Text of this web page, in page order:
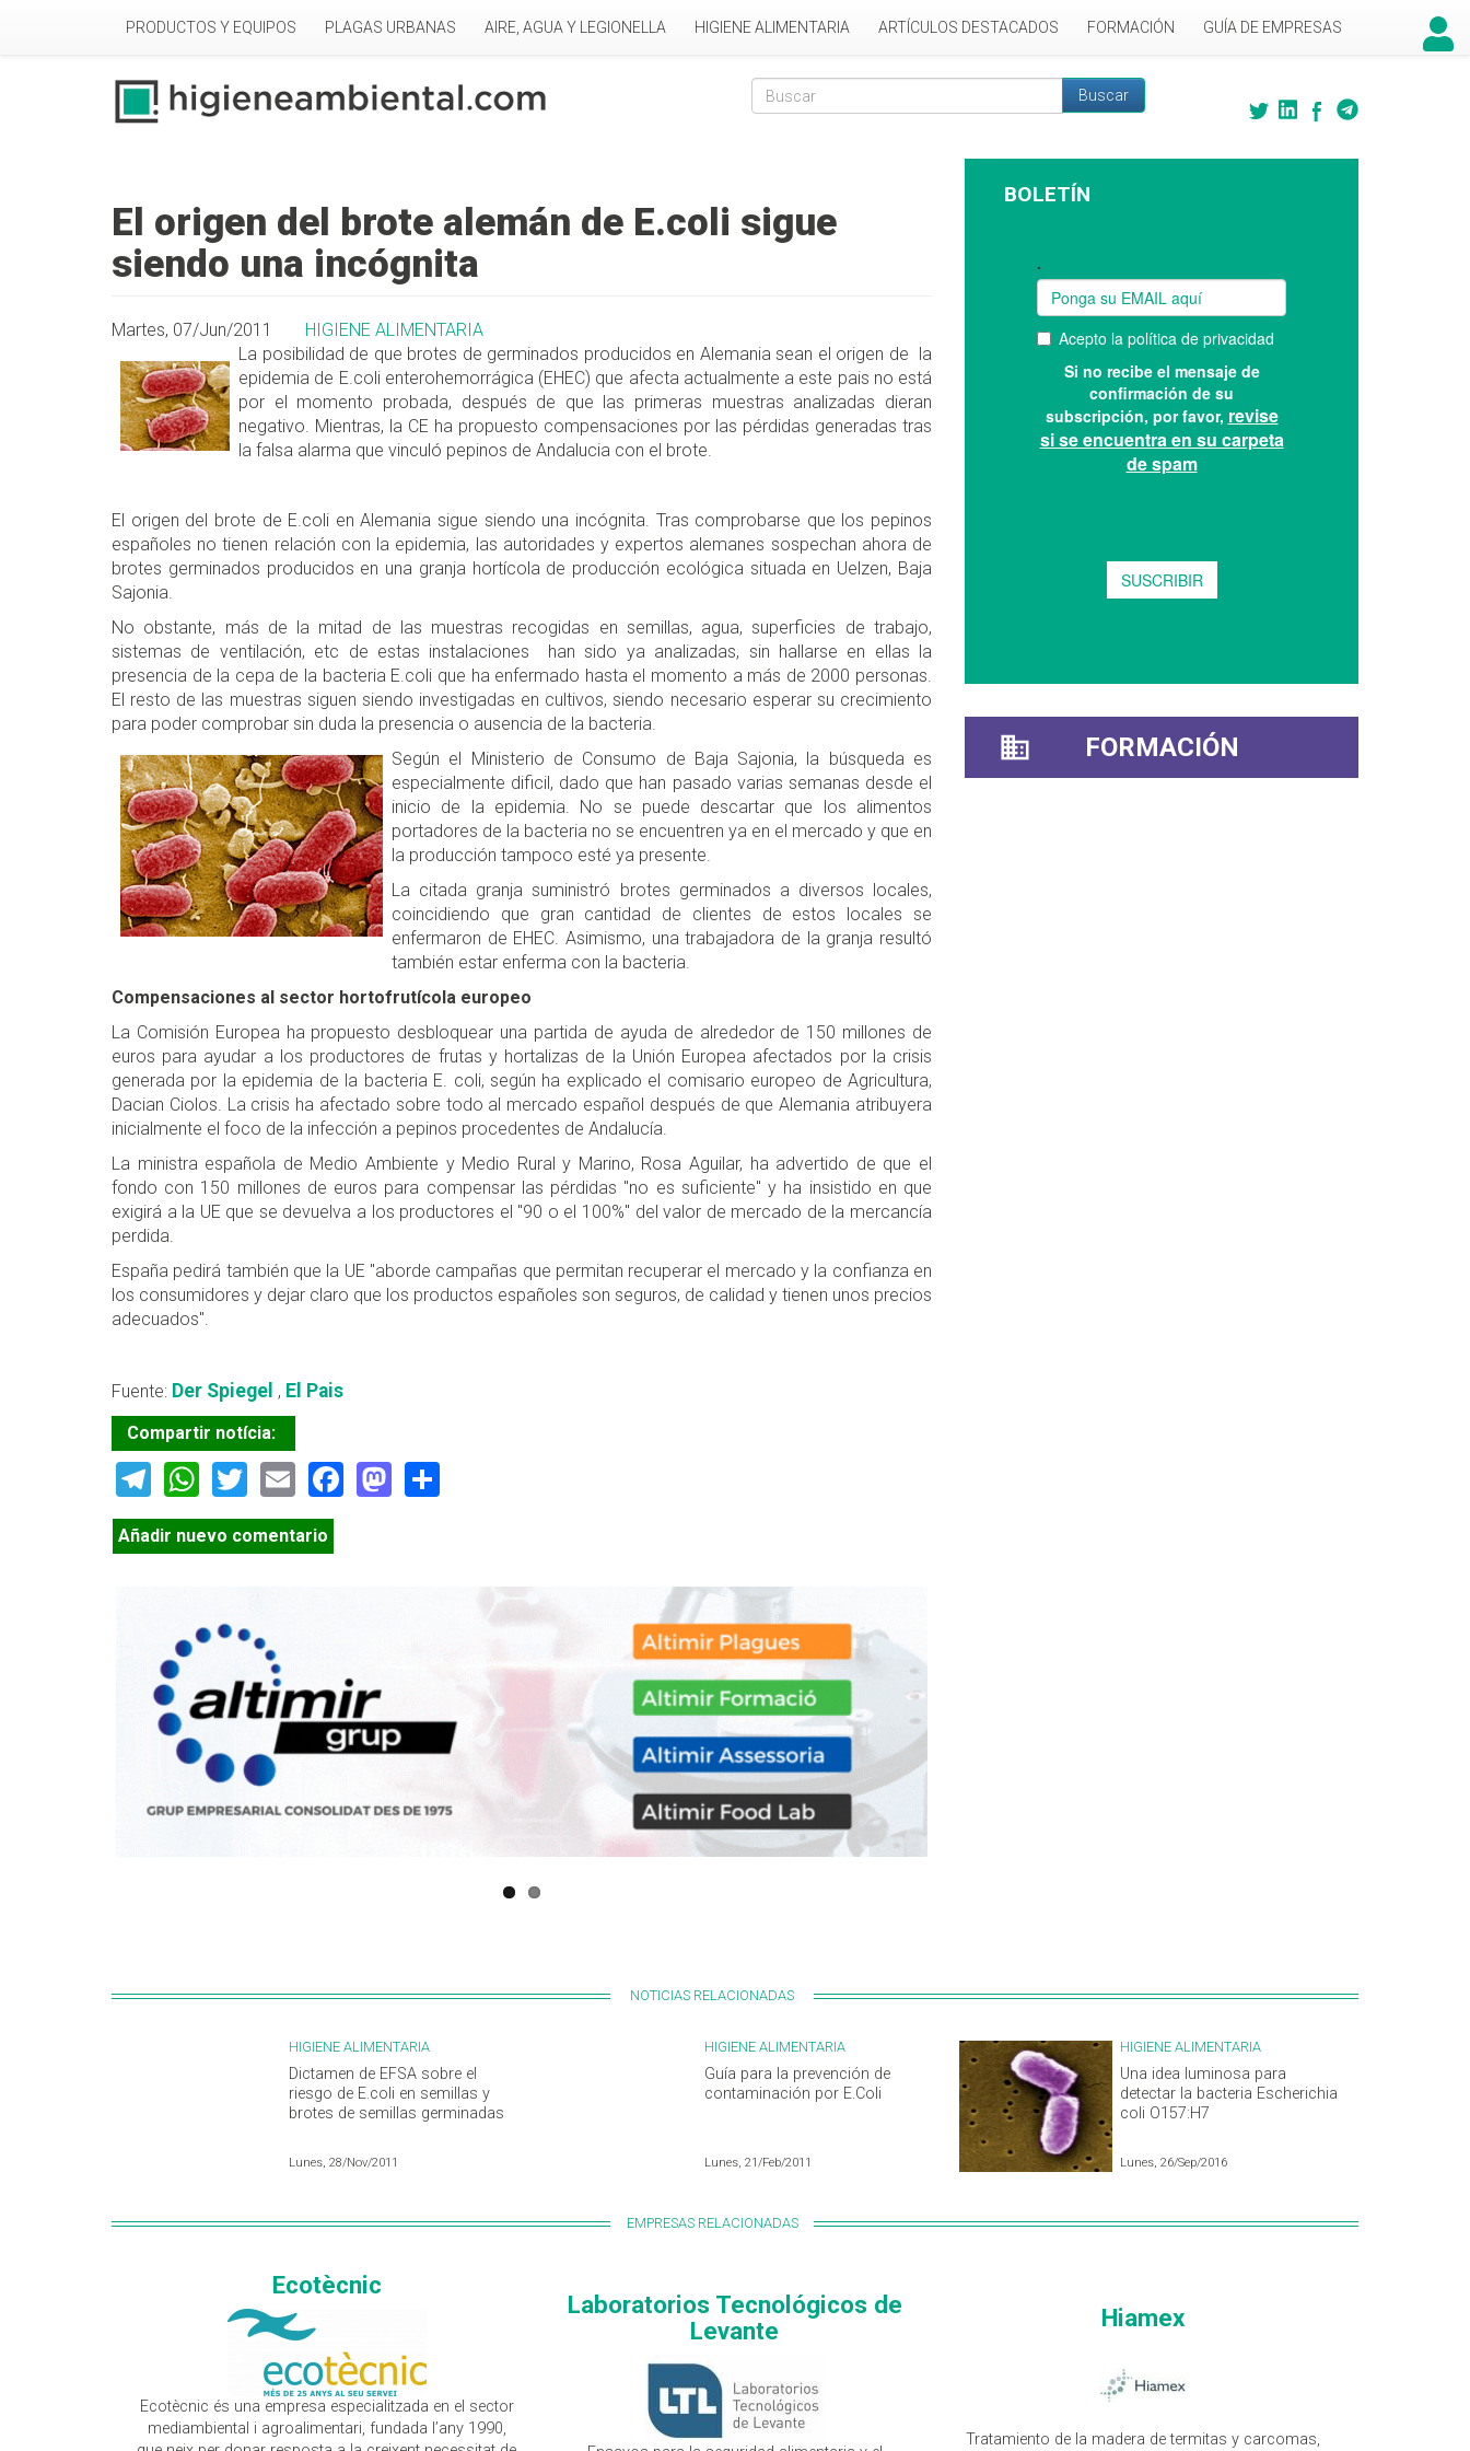
PRODUCTOS Y EQUIPOS PLAGAS URBANAS AIRE, AGUA Y LEGIONELLA HIGIENE ALIMENTARIA ARTÍCULOS DESTACADOS FORMACIÓN GUÍA DE EMPRESAS
Formulario de búsqueda
Buscar
El origen del brote alemán de E.coli sigue
siendo una incógnita
Martes, 07/Jun/2011
HIGIENE ALIMENTARIA
La posibilidad de que brotes de germinados producidos en Alemania sean el origen de la
epidemia de E.coli enterohemorrágica (EHEC) que afecta actualmente a este pais no está
por el momento probada, después de que las primeras muestras analizadas dieran
negativo. Mientras, la CE ha propuesto compensaciones por las pérdidas generadas tras
la falsa alarma que vinculó pepinos de Andalucia con el brote.
El origen del brote de E.coli en Alemania sigue siendo una incógnita. Tras comprobarse que los pepinos
españoles no tienen relación con la epidemia, las autoridades y expertos alemanes sospechan ahora de
brotes germinados producidos en una granja hortícola de producción ecológica situada en Uelzen, Baja
Sajonia.
No obstante, más de la mitad de las muestras recogidas en semillas, agua, superficies de trabajo,
sistemas de ventilación, etc de estas instalaciones han sido ya analizadas, sin hallarse en ellas la
presencia de la cepa de la bacteria E.coli que ha enfermado hasta el momento a más de 2000 personas.
El resto de las muestras siguen siendo investigadas en cultivos, siendo necesario esperar su crecimiento
para poder comprobar sin duda la presencia o ausencia de la bacteria.
Según el Ministerio de Consumo de Baja Sajonia, la búsqueda es
especialmente dificil, dado que han pasado varias semanas desde el
inicio de la epidemia. No se puede descartar que los alimentos
portadores de la bacteria no se encuentren ya en el mercado y que en
la producción tampoco esté ya presente.
La citada granja suministró brotes germinados a diversos locales,
coincidiendo que gran cantidad de clientes de estos locales se
enfermaron de EHEC. Asimismo, una trabajadora de la granja resultó
también estar enferma con la bacteria.
Compensaciones al sector hortofrutícola europeo
La Comisión Europea ha propuesto desbloquear una partida de ayuda de alrededor de 150 millones de
euros para ayudar a los productores de frutas y hortalizas de la Unión Europea afectados por la crisis
generada por la epidemia de la bacteria E. coli, según ha explicado el comisario europeo de Agricultura,
Dacian Ciolos. La crisis ha afectado sobre todo al mercado español después de que Alemania atribuyera
inicialmente el foco de la infección a pepinos procedentes de Andalucía.
La ministra española de Medio Ambiente y Medio Rural y Marino, Rosa Aguilar, ha advertido de que el
fondo con 150 millones de euros para compensar las pérdidas "no es suficiente" y ha insistido en que
exigirá a la UE que se devuelva a los productores el "90 o el 100%" del valor de mercado de la mercancía
perdida.
España pedirá también que la UE "aborde campañas que permitan recuperar el mercado y la confianza en
los consumidores y dejar claro que los productos españoles son seguros, de calidad y tienen unos precios
adecuados".
Fuente: Der Spiegel , El Pais
Compartir notícia:
Telegram
WhatsApp
TwitterEmailFacebook
Mastodon
Añadir nuevo comentario
BOLETÍN
FORMACIÓN
NOTICIAS RELACIONADAS
HIGIENE ALIMENTARIA
Dictamen de EFSA sobre el
riesgo de E.coli en semillas y
brotes de semillas germinadas
Lunes, 28/Nov/2011
HIGIENE ALIMENTARIA
Guía para la prevención de
contaminación por E.Coli
Lunes, 21/Feb/2011
HIGIENE ALIMENTARIA
Una idea luminosa para
detectar la bacteria Escherichia
coli O157:H7
Lunes, 26/Sep/2016
EMPRESAS RELACIONADAS
Ecotècnic
Ecotècnic és una empresa especialitzada en el sector
mediambiental i agroalimentari, fundada l’any 1990,
Laboratorios Tecnológicos de
Levante
Hiamex
Tratamiento de la madera de termitas y carcomas,